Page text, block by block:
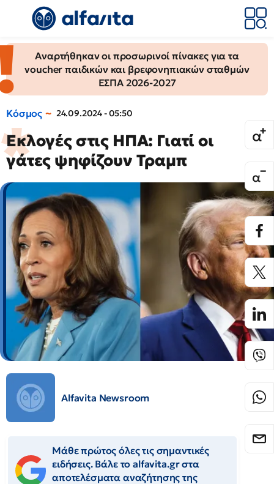
Αναρτήθηκαν οι προσωρινοί πίνακες για τα
voucher παιδικών και βρεφονηπιακών σταθμών
ΕΣΠΑ 2026-2027
Κόσμος 24.09.2024 - 05:50
Εκλογές στις ΗΠΑ: Γιατί οι
γάτες ψηφίζουν Τραμπ
Alfavita Newsroom
Μάθε πρώτος όλες τις σημαντικές
ειδήσεις. Βάλε το alfavita.gr στα
αποτελέσματα αναζήτησης της